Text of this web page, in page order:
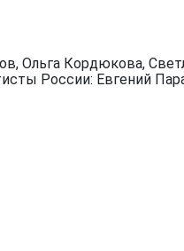
Ольга Кордюкова,
России: Евгений